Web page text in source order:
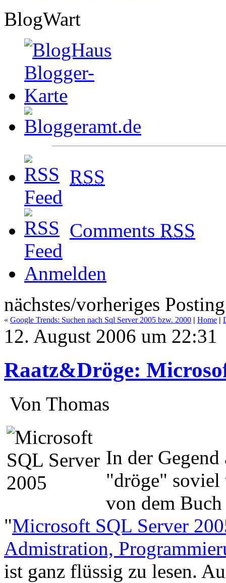
BlogWart
RSS
Comments RSS
Anmelden
nächstes/vorheriges Posting
« Google Trends: Suchen nach Sql Server 2005 bzw. 2000 | Home |
12. August 2006 um 22:31
Raatz&Dröge:
Von Thomas
In der Gegend
"dröge" soviel
von dem
"Microsoft SQL Server
Admistration,
ist ganz flüssig zu lesen.